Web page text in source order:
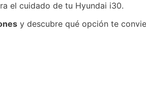
el cuidado de tu Hyundai i30.
y descubre qué opción te